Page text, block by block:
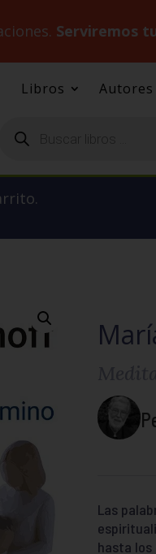
Serviremos
Libros Autores
productos
Las
hasta los